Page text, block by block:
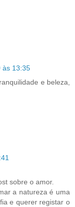
às 13:35
e beleza,
sobre o amor.
a natureza é uma
e querer registar o